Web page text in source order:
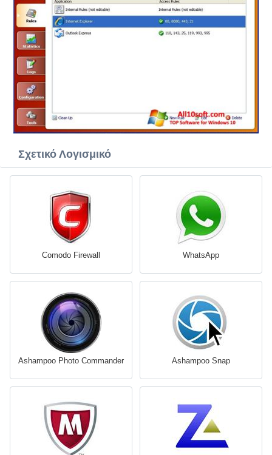
Σχετικό Λογισμικό
Comodo Firewall WhatsApp
Ashampoo Photo Commander Ashampoo Snap